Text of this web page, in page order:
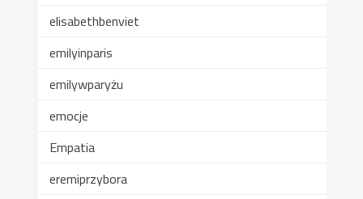
elisabethbenviet
emilyinparis
emilywparyżu
emocje
Empatia
eremiprzybora